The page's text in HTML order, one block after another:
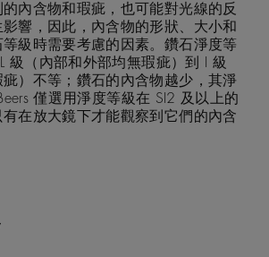
內含物和瑕疵，也可能對光線的反
響，因此，內含物的形狀、大小和
級時需要考慮的因素。鑽石淨度等
級（內部和外部均無瑕疵）到 I 級
疵）不等；鑽石的內含物越少，其淨
僅選用淨度等級在 SI2 及以上的
在放大鏡下才能觀察到它們的內含